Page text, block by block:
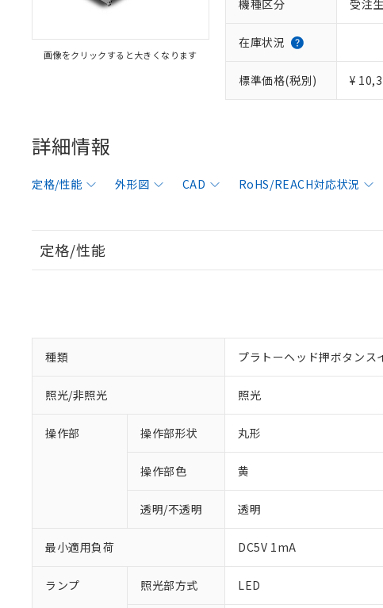
画像をクリックすると大きくなります
機種区分 受注
在庫状況
標準価格(税別) ¥
詳細情報
定格/性能 外形図 CAD RoHS/REACH対応状況
定格/性能
種類 プラトーヘッド押ボタンス
照光/非照光 照光
操作部 操作部形状 丸形
操作部色 黄
透明/不透明 透明
最小適用負荷 DC5V 1mA
ランプ 照光部方式 LED